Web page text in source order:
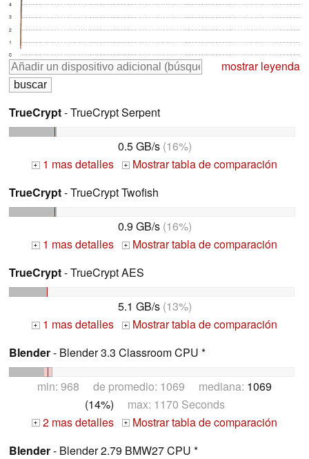
0
1
2
3
4
mostrar leyenda
TrueCrypt- TrueCrypt Serpent
0.5 GB/s(16%)
+ 1 mas detalles +
Mostrar tabla de comparación
TrueCrypt- TrueCrypt Twofish
0.9 GB/s(16%)
+ 1 mas detalles +
Mostrar tabla de comparación
TrueCrypt- TrueCrypt AES
5.1 GB/s(13%)
+ 1 mas detalles +
Mostrar tabla de comparación
Blender- Blender 3.3 Classroom CPU *
min: 968 de promedio: 1069 mediana: 1069
(14%) max: 1170 Seconds
+ 2 mas detalles +
Mostrar tabla de comparación
Blender- Blender 2.79 BMW27 CPU *